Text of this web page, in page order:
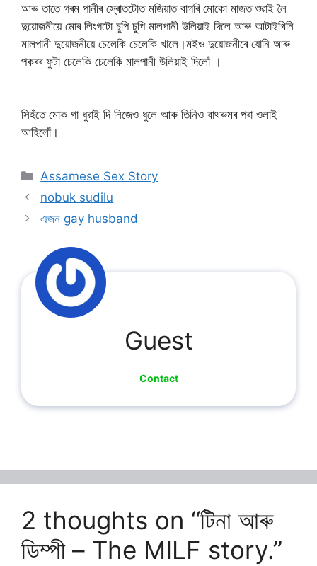
আৰু তাতে গৰম পানীৰ স্ৰোতটোত মজিয়াত বাগৰি মোকো মাজত শুৱাই লৈ
দুয়োজনীয়ে মোৰ লিংগটো চুপি চুপি মালপানী উলিয়াই দিলে আৰু আটাইখিনি
মালপানী দুয়োজনীয়ে চেলেকি চেলেকি খালে।মইও দুয়োজনীৰে যোনি আৰু
পকৰৰ ফুটা চেলেকি চেলেকি মালপানী উলিয়াই দিলোঁ ।
সিহঁতে মোক গা ধুৱাই দি নিজেও ধুলে আৰু তিনিও বাথৰুমৰ পৰা ওলাই
আহিলোঁ।
Categories
Assamese Sex Story
nobuk sudilu
এজন gay husband
Guest
Contact
2 thoughts on “টিনা আৰু
ডিম্পী – The MILF story.”